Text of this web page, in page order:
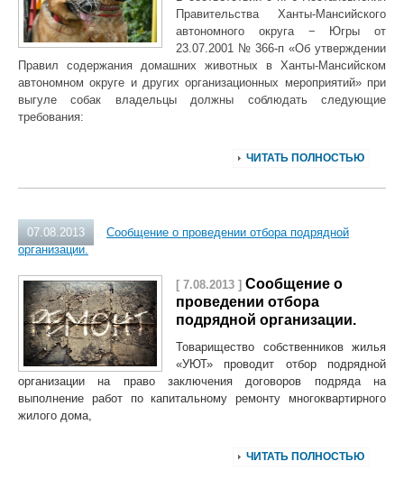
Правительства Ханты-Мансийского
автономного округа − Югры от
23.07.2001 № 366-п «Об утверждении
Правил содержания домашних животных в Ханты-Мансийском
автономном округе и других организационных мероприятий» при
выгуле собак владельцы должны соблюдать следующие
требования:
ЧИТАТЬ ПОЛНОСТЬЮ
07.08.2013
Сообщение о проведении отбора подрядной
организации.
[ 7.08.2013 ] Сообщение о
проведении отбора
подрядной организации.
Товарищество собственников жилья
«УЮТ» проводит отбор подрядной
организации на право заключения договоров подряда на
выполнение работ по капитальному ремонту многоквартирного
жилого дома,
ЧИТАТЬ ПОЛНОСТЬЮ